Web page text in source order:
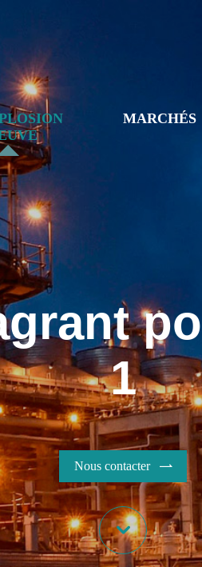
MARCHÉS
1
Nous contacter 
